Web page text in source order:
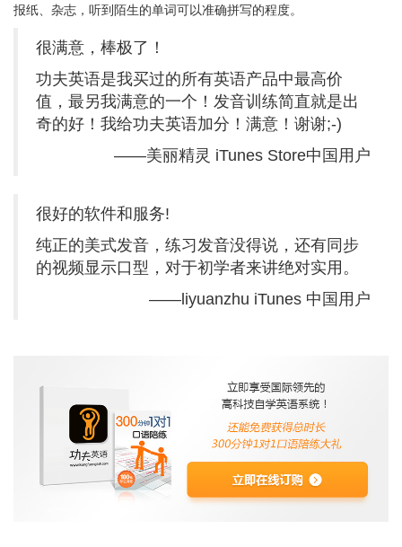
报纸、杂志，听到陌生的单词可以准确拼写的程度。
很满意，棒极了！
功夫英语是我买过的所有英语产品中最高价
值，最另我满意的一个！发音训练简直就是出
奇的好！我给功夫英语加分！满意！谢谢;-)
——美丽精灵 iTunes Store中国用户
很好的软件和服务!
纯正的美式发音，练习发音没得说，还有同步
的视频显示口型，对于初学者来讲绝对实用。
——liyuanzhu iTunes 中国用户